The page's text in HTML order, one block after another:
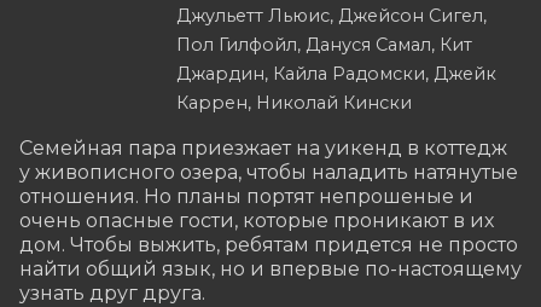
Джульетт Льюис, Джейсон Сигел,
Пол Гилфойл, Дануся Самал, Кит
Джардин, Кайла Радомски, Джейк
Каррен, Николай Кински
Семейная пара приезжает на уикенд в коттедж
у живописного озера, чтобы наладить натянутые
отношения. Но планы портят непрошеные и
очень опасные гости, которые проникают в их
дом. Чтобы выжить, ребятам придется не просто
найти общий язык, но и впервые по-настоящему
узнать друг друга.